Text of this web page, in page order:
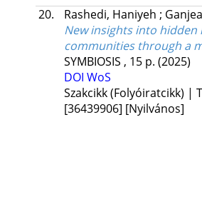
20.
Rashedi, Haniyeh ;
New insights into hidden
communities through a
SYMBIOSIS , 15 p. (2025)
DOI WoS
Szakcikk (Folyóiratcikk) |
[36439906] [Nyilvános]